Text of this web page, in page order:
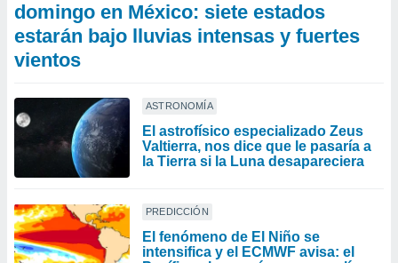
domingo en México: siete estados
estarán bajo lluvias intensas y fuertes
vientos
ASTRONOMÍA
El astrofísico especializado Zeus
Valtierra, nos dice que le pasaría a
la Tierra si la Luna desapareciera
PREDICCIÓN
El fenómeno de El Niño se
intensifica y el ECMWF avisa: el